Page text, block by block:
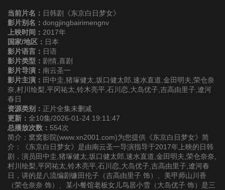
第10集
当前片名： 日韩剧《东京白日梦女》
影片别名： dongjingbairimengnv
上映时间： 2017年
国家/地区： 日本
影片语言： 日语
影片类型： 剧情,喜剧
影片导演： 南云圣一
影片主演： 田中圭,猪塚健太,坂口健太郎,速水直道,金田明夫,荣仓奈
奈,村川绘梨,平冈祐太,铃木亮平,石川恋,大岛优子,吉高由里子,遼河
春日
资源类别： 正片全集未删减
更新： 全10集/2026-01-24 19:11:47
总播放次数： 554次
简介：窝窝影院(www.xn2001.com)为您提供《东京白日梦女》简
介：《东京白日梦女》是由南云圣一导演指导于2017年上映的日韩
剧，演员田中圭,猪塚健太,坂口健太郎,速水直道,金田明夫,荣仓奈奈,
村川绘梨,平冈祐太,铃木亮平,石川恋,大岛优子,吉高由里子,遼河春
日，讲的是八流编剧镰田伦子（吉高由里子 饰）、美甲师山川香
（荣仓奈奈 饰）、某小餐馆老板女儿鸟居小雪（大岛优子 饰）是三